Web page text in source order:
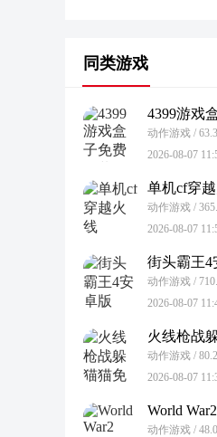
同类游戏
动作游戏 /
2026-08-07
单机cf穿
动作游戏 /
2026-08-07
街头霸王4
动作游戏 /
2026-08-07
动作游戏 /
2026-08-07
World War2
动作游戏 /